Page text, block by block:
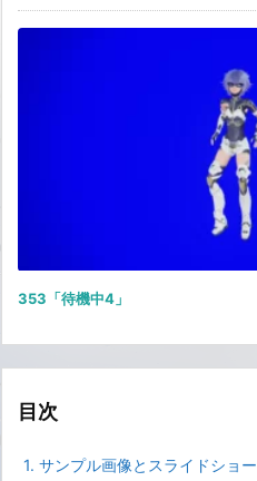
353「待機中4」
目次
1. サンプル画像とスライドショー